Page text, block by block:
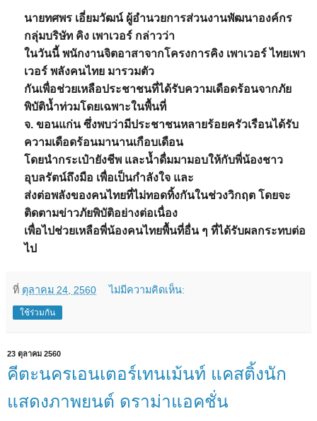
นายทศพร เอี่ยมวัฒน์ ผู้อำนวยการส่วนงานพัฒนาองค์กร
กลุ่มบริษัท คิง เพาเวอร์ กล่าวว่า
ในวันนี้ พนักงานจิตอาสาจากโครงการคิง เพาเวอร์ ไทยเพา
เวอร์ พลังคนไทย มารวมตัว
กันเพื่อช่วยเหลือประชาชนที่ได้รับความเดือดร้อนจากภัย
พิบัติน้ำท่วมโดยเฉพาะในพื้นที่
จ. ขอนแก่น ซึ่งพบว่ามีประชาชนหลายร้อยครัวเรือนได้รับ
ความเดือดร้อนมานานเกือบเดือน
โดยนำกระเป๋ายังชีพ และน้ำดื่มมามอบให้กับพี่น้องชาว
อุบลรัตน์ถึงมือ เพื่อเป็นกำลังใจ และ
ส่งต่อพลังของคนไทยที่ไม่ทอดทิ้งกันในช่วงวิกฤต โดยจะ
ติดตามข่าวภัยพิบัติอย่างต่อเนื่อง
เพื่อไปช่วยเหลือพี่น้องคนไทยพื้นที่อื่น ๆ ที่ได้รับผลกระทบต่อ
ไป
ที่ ตุลาคม 24, 2560 ไม่มีความคิดเห็น:
ใช้ร่วมกัน
23 ตุลาคม 2560
คีตะนครเอนเตอร์เทนเม้นท์ แคสติ้งนัก
แสดงภาพยนต์ ดราม่าแอคชั่น